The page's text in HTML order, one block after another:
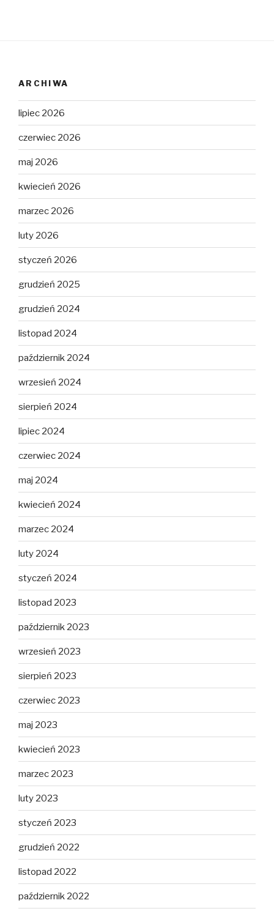
ARCHIWA
lipiec 2026
czerwiec 2026
maj 2026
kwiecień 2026
marzec 2026
luty 2026
styczeń 2026
grudzień 2025
grudzień 2024
listopad 2024
październik 2024
wrzesień 2024
sierpień 2024
lipiec 2024
czerwiec 2024
maj 2024
kwiecień 2024
marzec 2024
luty 2024
styczeń 2024
listopad 2023
październik 2023
wrzesień 2023
sierpień 2023
czerwiec 2023
maj 2023
kwiecień 2023
marzec 2023
luty 2023
styczeń 2023
grudzień 2022
listopad 2022
październik 2022